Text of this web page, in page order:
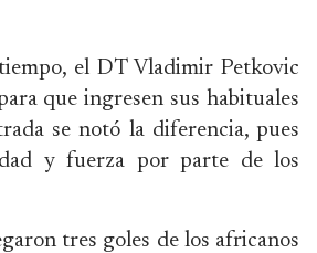
el DT Vladimir Petkovic
que ingresen sus habituales
se notó la diferencia, pues
y fuerza por parte de los
tres goles de los africanos